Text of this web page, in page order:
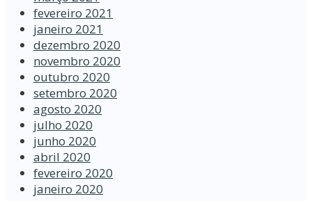
fevereiro 2021
janeiro 2021
dezembro 2020
novembro 2020
outubro 2020
setembro 2020
agosto 2020
julho 2020
junho 2020
abril 2020
fevereiro 2020
janeiro 2020